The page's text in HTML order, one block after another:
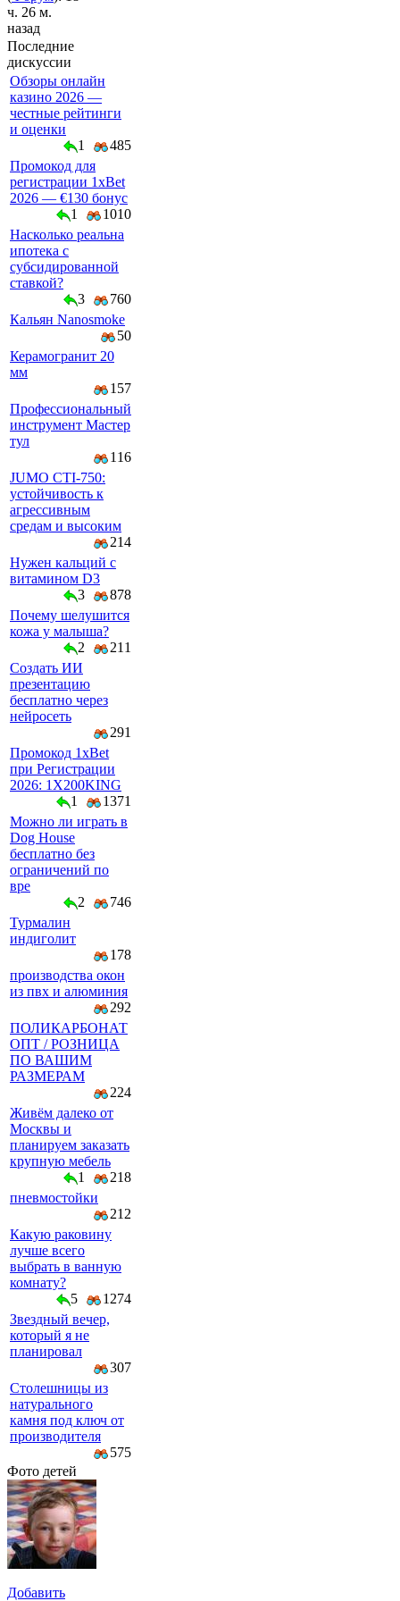
ч. 26 м.
назад
Последние
дискуссии
Обзоры онлайн
казино 2026 —
честные рейтинги
и оценки
1
485
Промокод для
регистрации 1xBet
2026 — €130 бонус
1
1010
Насколько реальна
ипотека с
субсидированной
ставкой?
3
760
Кальян Nanosmoke
50
Керамогранит 20
мм
157
Профессиональный
инструмент Мастер
тул
116
JUMO CTI-750:
устойчивость к
агрессивным
средам и высоким
214
Нужен кальций с
витамином D3
3
878
Почему шелушится
кожа у малыша?
2
211
Создать ИИ
презентацию
бесплатно через
нейросеть
291
Промокод 1xBet
при Регистрации
2026: 1X200KING
1
1371
Можно ли играть в
Dog House
бесплатно без
ограничений по
вре
2
746
Турмалин
индиголит
178
производства окон
из пвх и алюминия
292
ПОЛИКАРБОНАТ
ОПТ / РОЗНИЦА
ПО ВАШИМ
РАЗМЕРАМ
224
Живём далеко от
Москвы и
планируем заказать
крупную мебель
1
218
пневмостойки
212
Какую раковину
лучше всего
выбрать в ванную
комнату?
5
1274
Звездный вечер,
который я не
планировал
307
Столешницы из
натурального
камня под ключ от
производителя
575
Фото детей
Добавить